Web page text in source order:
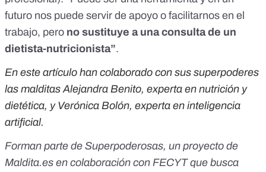
futuro nos puede servir de apoyo o facilitarnos en el
trabajo, pero no sustituye a una consulta de un
dietista-nutricionista”.
En este artículo han colaborado con sus superpoderes
las malditas Alejandra Benito, experta en nutrición y
dietética, y Verónica Bolón, experta en inteligencia
artificial.
Forman parte de Superpoderosas, un proyecto de
Maldita.es en colaboración con FECYT que busca